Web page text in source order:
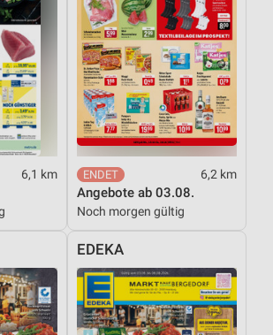
6,1 km 6,2 km
Angebote ab 03.08.
Noch morgen gültig
EDEKA